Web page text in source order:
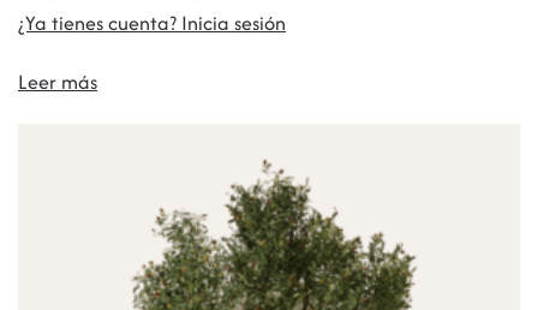
¿Ya tienes cuenta? Inicia sesión
Leer más